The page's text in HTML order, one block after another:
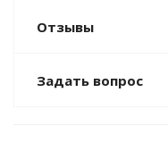
Отзывы
Задать вопрос